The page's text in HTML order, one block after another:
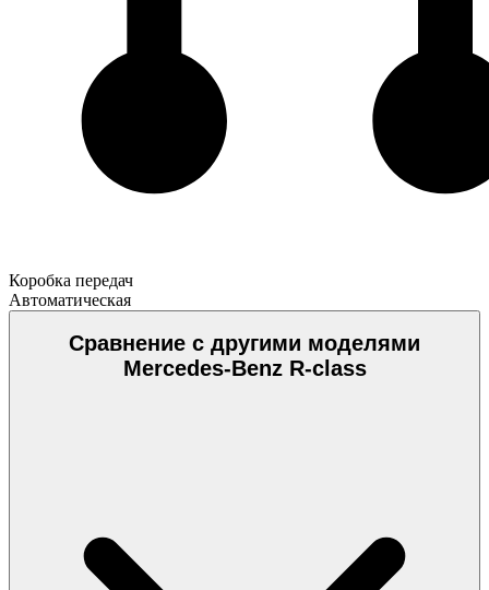
Коробка передач
Автоматическая
Сравнение с другими моделями
Mercedes-Benz R-class